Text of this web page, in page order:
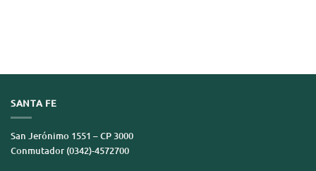
SANTA FE
San Jerónimo 1551 – CP 3000
Conmutador (0342)-4572700